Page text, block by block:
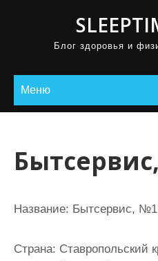
Блог здоровья и
Меню
Название: Бытсервис, №1
Страна: Ставропольский